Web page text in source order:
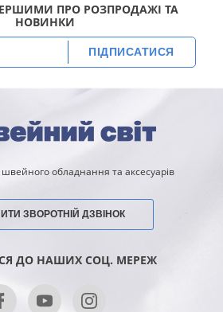
ПРО РОЗПРОДАЖІ ТА
НОВИНКИ
ПІДПИСАТИСЯ
обладнання та аксесуарів
ЗВОРОТНІЙ ДЗВІНОК
ДО НАШИХ СОЦ. МЕРЕЖ